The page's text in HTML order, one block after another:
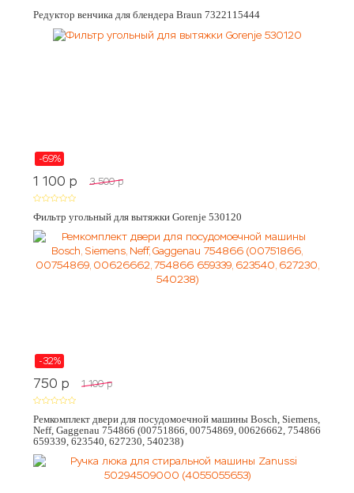
Редуктор венчика для блендера Braun 7322115444
-69%
1 100 p 3 500 p
Фильтр угольный для вытяжки Gorenje 530120
-32%
750 p 1 100 p
Ремкомплект двери для посудомоечной машины Bosch, Siemens,
Neff, Gaggenau 754866 (00751866, 00754869, 00626662, 754866
659339, 623540, 627230, 540238)